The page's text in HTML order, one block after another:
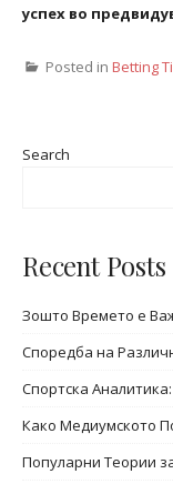
успех во
Posted in Betting
Search
Recent Posts
Зошто Времето е
Споредба на
Спортска
Како Медиумското
Популарни Теории